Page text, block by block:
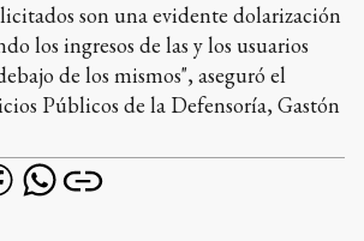
son una evidente dolarización
los ingresos de las y los usuarios
de los mismos", aseguró el
Públicos de la Defensoría, Gastón